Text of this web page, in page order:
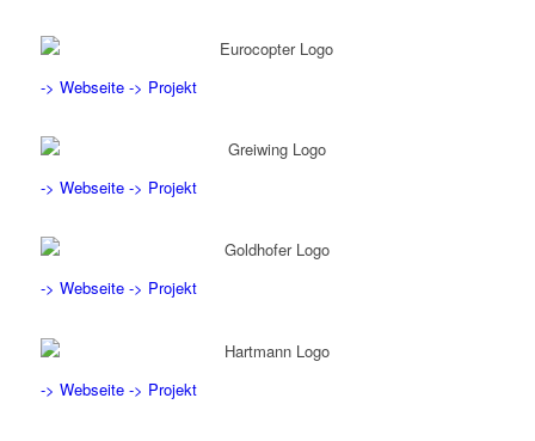
-> Webseite -> Projekt
-> Webseite -> Projekt
-> Webseite -> Projekt
-> Webseite -> Projekt